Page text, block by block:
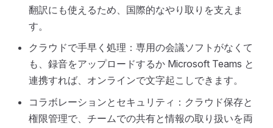
翻訳にも使えるため、国際的なやり取りを支えま
す。
クラウドで手早く処理：専用の会議ソフトがなくて
も、録音をアップロードするか Microsoft Teams と
連携すれば、オンラインで文字起こしできます。
コラボレーションとセキュリティ：クラウド保存と
権限管理で、チームでの共有と情報の取り扱いを両